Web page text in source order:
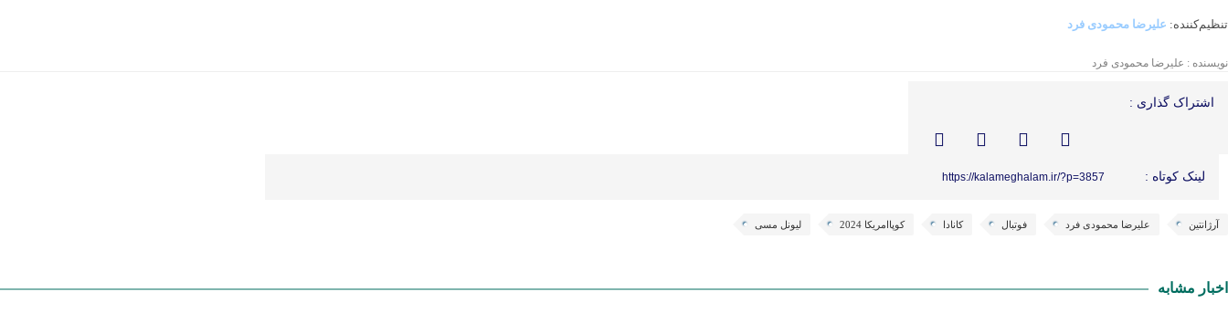
تنظیم‌کننده: علیرضا محمودی فرد
نویسنده : علیرضا محمودی فرد
اشتراک گذاری :
لینک کوتاه : https://kalameghalam.ir/?p=3857
آرژانتین علیرضا محمودی فرد فوتبال کانادا کوپاامریکا 2024 لیونل مسی
اخبار مشابه